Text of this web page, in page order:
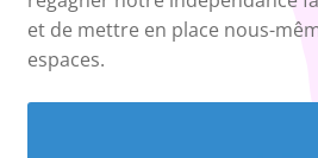
et de mettre en place nous-
espaces.